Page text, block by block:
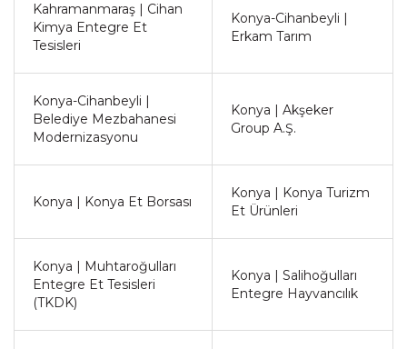
Kahramanmaraş | Cihan
Kimya Entegre Et
Tesisleri
Konya-Cihanbeyli |
Erkam Tarım
Konya-Cihanbeyli |
Belediye Mezbahanesi
Modernizasyonu
Konya | Akşeker
Group A.Ş.
Konya | Konya Et Borsası
Konya | Konya Turizm
Et Ürünleri
Konya | Muhtaroğulları
Entegre Et Tesisleri
(TKDK)
Konya | Salihoğulları
Entegre Hayvancılık